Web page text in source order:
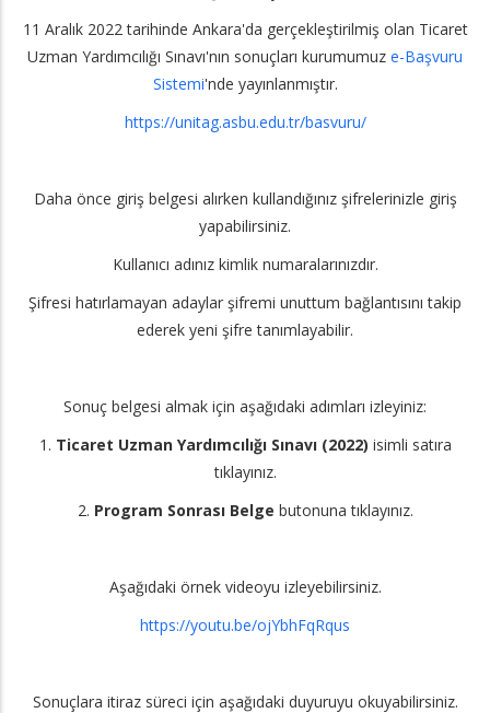
11 Aralık 2022 tarihinde Ankara'da gerçekleştirilmiş olan Ticaret
Uzman Yardımcılığı Sınavı'nın sonuçları kurumumuz e-Başvuru
Sistemi'nde yayınlanmıştır.
https://unitag.asbu.edu.tr/basvuru/
Daha önce giriş belgesi alırken kullandığınız şifrelerinizle giriş
yapabilirsiniz.
Kullanıcı adınız kimlik numaralarınızdır.
Şifresi hatırlamayan adaylar şifremi unuttum bağlantısını takip
ederek yeni şifre tanımlayabilir.
Sonuç belgesi almak için aşağıdaki adımları izleyiniz:
1. Ticaret Uzman Yardımcılığı Sınavı (2022) isimli satıra
tıklayınız.
2. Program Sonrası Belge butonuna tıklayınız.
Aşağıdaki örnek videoyu izleyebilirsiniz.
https://youtu.be/ojYbhFqRqus
Sonuçlara itiraz süreci için aşağıdaki duyuruyu okuyabilirsiniz.